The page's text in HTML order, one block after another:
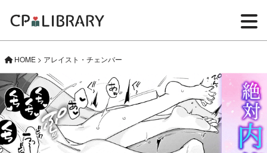
HOME > アレイスト・チェンバー